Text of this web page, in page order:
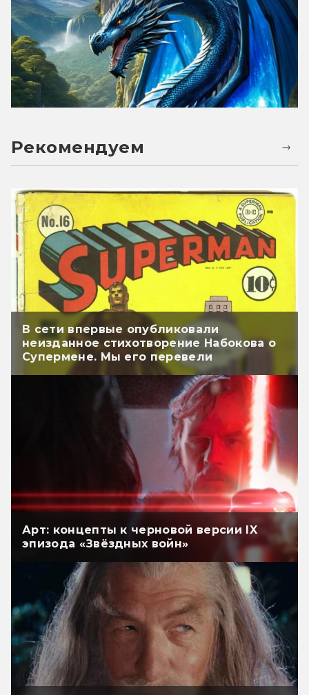
Рекомендуем
В сети впервые опубликовали
неизданное стихотворение Набокова о
Супермене. Мы его перевели
Арт: концепты к черновой версии IX
эпизода «Звёздных войн»